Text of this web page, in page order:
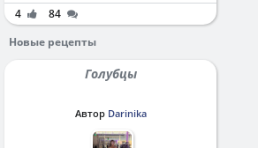
4
84
Новые рецепты
Голубцы
Автор Darinika